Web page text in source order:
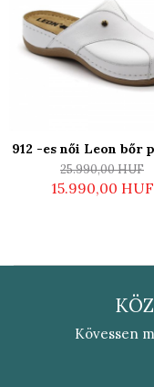
912 -es női Leon bőr
- fehér
25.990,00 HUF
15.990,00 HUF
Kövessen